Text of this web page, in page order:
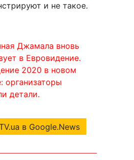
и не такое.
Джамала вновь
в Евровидение.
2020 в новом
организаторы
детали.
в Google.News